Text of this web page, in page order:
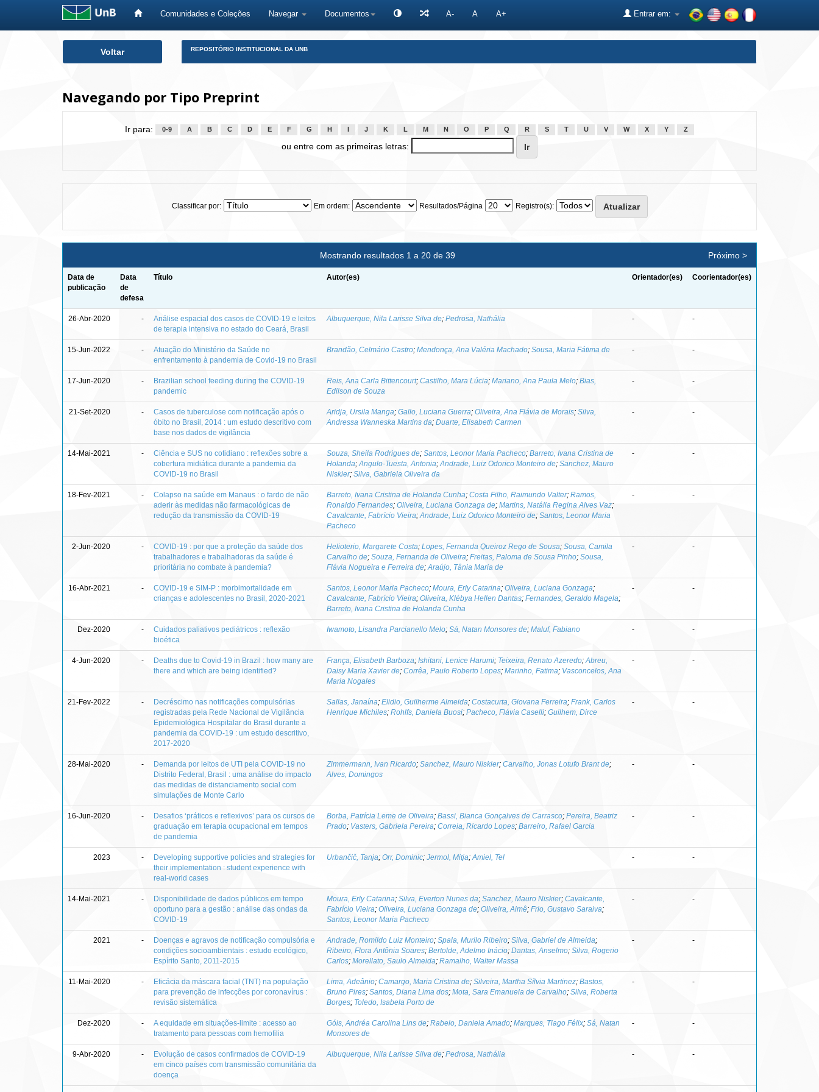
Comunidades e Coleções Navegar Documentos A- A A+ Entrar em:
Voltar REPOSITÓRIO INSTITUCIONAL DA UNB
Navegando por Tipo Preprint
Ir para: 0-9 A B C D E F G H J K L M N O P Q R S T U V W X Y Z
ou entre com as primeiras letras:
Classificar por: Em ordem: Resultados/Página Registro(s):
Mostrando resultados 1 a 20 de 39 Próximo >
Data de
publicação
Data
de
defesa
Título Autor(es) Orientador(es) Coorientador(es)
26-Abr-2020 -
Análise espacial dos casos de COVID-19 e leitos
de terapia intensiva no estado do Ceará, Brasil
Albuquerque, Nila Larisse Silva de; Pedrosa, Nathália - -
15-Jun-2022 -
Atuação do Ministério da Saúde no
enfrentamento à pandemia de Covid-19 no Brasil
Brandão, Celmário Castro; Mendonça, Ana Valéria Machado; Sousa, Maria Fátima de - -
17-Jun-2020 -
Brazilian school feeding during the COVID-19
pandemic
Reis, Ana Carla Bittencourt; Castilho, Mara Lúcia; Mariano, Ana Paula Melo; Bias,
Edilson de Souza
- -
21-Set-2020 -
Casos de tuberculose com notificação após o
óbito no Brasil, 2014 : um estudo descritivo com
base nos dados de vigilância
Aridja, Ursila Manga; Gallo, Luciana Guerra; Oliveira, Ana Flávia de Morais; Silva,
Andressa Wanneska Martins da; Duarte, Elisabeth Carmen
- -
14-Mai-2021 -
Ciência e SUS no cotidiano : reflexões sobre a
cobertura midiática durante a pandemia da
COVID-19 no Brasil
Souza, Sheila Rodrigues de; Santos, Leonor Maria Pacheco; Barreto, Ivana Cristina de
Holanda; Angulo-Tuesta, Antonia; Andrade, Luiz Odorico Monteiro de; Sanchez, Mauro
Niskier; Silva, Gabriela Oliveira da
- -
18-Fev-2021 -
Colapso na saúde em Manaus : o fardo de não
aderir às medidas não farmacológicas de
redução da transmissão da COVID-19
Barreto, Ivana Cristina de Holanda Cunha; Costa Filho, Raimundo Valter; Ramos,
Ronaldo Fernandes; Oliveira, Luciana Gonzaga de; Martins, Natália Regina Alves Vaz;
Cavalcante, Fabrício Vieira; Andrade, Luiz Odorico Monteiro de; Santos, Leonor Maria
Pacheco
- -
2-Jun-2020 -
COVID-19 : por que a proteção da saúde dos
trabalhadores e trabalhadoras da saúde é
prioritária no combate à pandemia?
Helioterio, Margarete Costa; Lopes, Fernanda Queiroz Rego de Sousa; Sousa, Camila
Carvalho de; Souza, Fernanda de Oliveira; Freitas, Paloma de Sousa Pinho; Sousa,
Flávia Nogueira e Ferreira de; Araújo, Tânia Maria de
- -
16-Abr-2021 -
COVID-19 e SIM-P : morbimortalidade em
crianças e adolescentes no Brasil, 2020-2021
Santos, Leonor Maria Pacheco; Moura, Erly Catarina; Oliveira, Luciana Gonzaga;
Cavalcante, Fabrício Vieira; Oliveira, Klébya Hellen Dantas; Fernandes, Geraldo Magela;
Barreto, Ivana Cristina de Holanda Cunha
- -
Dez-2020 -
Cuidados paliativos pediátricos : reflexão
bioética
Iwamoto, Lisandra Parcianello Melo; Sá, Natan Monsores de; Maluf, Fabiano - -
4-Jun-2020 -
Deaths due to Covid-19 in Brazil : how many are
there and which are being identified?
França, Elisabeth Barboza; Ishitani, Lenice Harumi; Teixeira, Renato Azeredo; Abreu,
Daisy Maria Xavier de; Corrêa, Paulo Roberto Lopes; Marinho, Fatima; Vasconcelos, Ana
Maria Nogales
- -
21-Fev-2022 -
Decréscimo nas notificações compulsórias
registradas pela Rede Nacional de Vigilância
Epidemiológica Hospitalar do Brasil durante a
pandemia da COVID-19 : um estudo descritivo,
2017-2020
Sallas, Janaína; Elidio, Guilherme Almeida; Costacurta, Giovana Ferreira; Frank, Carlos
Henrique Michiles; Rohlfs, Daniela Buosi; Pacheco, Flávia Caselli; Guilhem, Dirce
- -
28-Mai-2020 -
Demanda por leitos de UTI pela COVID-19 no
Distrito Federal, Brasil : uma análise do impacto
das medidas de distanciamento social com
simulações de Monte Carlo
Zimmermann, Ivan Ricardo; Sanchez, Mauro Niskier; Carvalho, Jonas Lotufo Brant de;
Alves, Domingos
- -
16-Jun-2020 -
Desafios ‘práticos e reflexivos’ para os cursos de
graduação em terapia ocupacional em tempos
de pandemia
Borba, Patrícia Leme de Oliveira; Bassi, Bianca Gonçalves de Carrasco; Pereira, Beatriz
Prado; Vasters, Gabriela Pereira; Correia, Ricardo Lopes; Barreiro, Rafael Garcia
- -
2023 -
Developing supportive policies and strategies for
their implementation : student experience with
real-world cases
Urbančič, Tanja; Orr, Dominic; Jermol, Mitja; Amiel, Tel - -
14-Mai-2021 -
Disponibilidade de dados públicos em tempo
oportuno para a gestão : análise das ondas da
COVID-19
Moura, Erly Catarina; Silva, Everton Nunes da; Sanchez, Mauro Niskier; Cavalcante,
Fabrício Vieira; Oliveira, Luciana Gonzaga de; Oliveira, Aimê; Frio, Gustavo Saraiva;
Santos, Leonor Maria Pacheco
- -
2021 -
Doenças e agravos de notificação compulsória e
condições socioambientais : estudo ecológico,
Espírito Santo, 2011-2015
Andrade, Romildo Luiz Monteiro; Spala, Murilo Ribeiro; Silva, Gabriel de Almeida;
Ribeiro, Flora Antônia Soares; Bertolde, Adelmo Inácio; Dantas, Anselmo; Silva, Rogerio
Carlos; Morellato, Saulo Almeida; Ramalho, Walter Massa
- -
11-Mai-2020 -
Eficácia da máscara facial (TNT) na população
para prevenção de infecções por coronavírus :
revisão sistemática
Lima, Adeânio; Camargo, Maria Cristina de; Silveira, Martha Sílvia Martinez; Bastos,
Bruno Pires; Santos, Diana Lima dos; Mota, Sara Emanuela de Carvalho; Silva, Roberta
Borges; Toledo, Isabela Porto de
- -
Dez-2020 -
A equidade em situações-limite : acesso ao
tratamento para pessoas com hemofilia
Góis, Andréa Carolina Lins de; Rabelo, Daniela Amado; Marques, Tiago Félix; Sá, Natan
Monsores de
- -
9-Abr-2020 -
Evolução de casos confirmados de COVID-19
em cinco países com transmissão comunitária da
doença
Albuquerque, Nila Larisse Silva de; Pedrosa, Nathália - -